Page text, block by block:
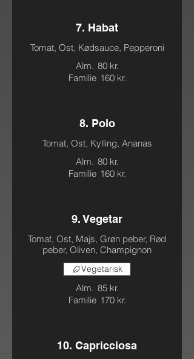
7. Habat
Tomat, Ost, Kødsauce, Pepperoni
Alm. 80 kr.
Familie 160 kr.
8. Polo
Tomat, Ost, Kylling, Ananas
Alm. 80 kr.
Familie 160 kr.
9. Vegetar
Tomat, Ost, Majs, Grøn peber, Rød
peber, Oliven, Champignon
Alm. 85 kr.
Familie 170 kr.
Vegetarisk
10. Capricciosa